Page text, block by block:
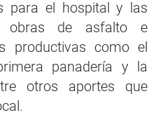
para el hospital y las
obras de asfalto e
productivas como el
panadería y la
otros aportes que